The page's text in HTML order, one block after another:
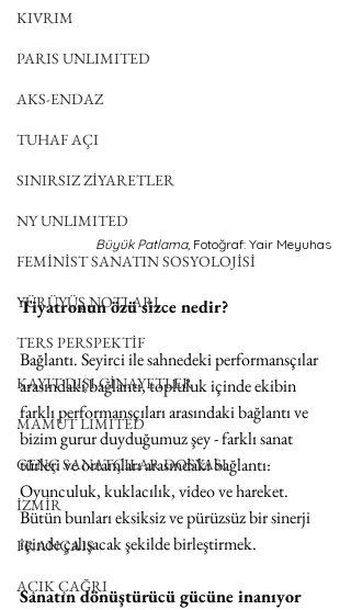
KIVRIM
PARIS UNLIMITED
AKS-ENDAZ
TUHAF AÇI
SINIRSIZ ZİYARETLER
NY UNLIMITED
FEMİNİST SANATIN SOSYOLOJİSİ
YÜRÜYÜŞ NOTLARI
TERS PERSPEKTİF
KAYIT DIŞI CİNAYETLER
MAMUT LIMITED
GENÇ SANATÇILAR DOSYASI
İZMİR
FRANÇAIS
AÇIK ÇAĞRI
Büyük Patlama, Fotoğraf: Yair Meyuhas
Tiyatronun özü sizce nedir?
Bağlantı. Seyirci ile sahnedeki performansçılar
arasındaki bağlantı, topluluk içinde ekibin
farklı performansçıları arasındaki bağlantı ve
bizim gurur duyduğumuz şey - farklı sanat
türleri ve ortamları arasındaki bağlantı:
Oyunculuk, kuklacılık, video ve hareket.
Bütün bunları eksiksiz ve pürüzsüz bir sinerji
içinde çalışacak şekilde birleştirmek.
Sanatın dönüştürücü gücüne inanıyor